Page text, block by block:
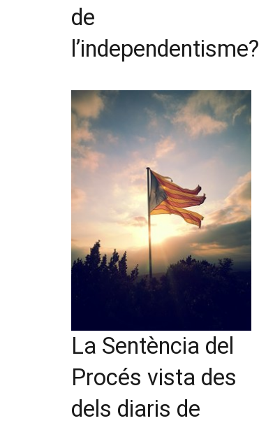
de
l’independentisme?
La Sentència del
Procés vista des
dels diaris de